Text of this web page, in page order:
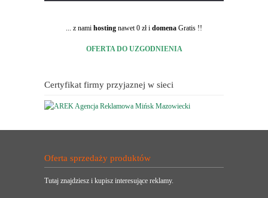
... z nami hosting nawet 0 zł i domena Gratis !!
OFERTA DO UZGODNIENIA
Certyfikat firmy przyjaznej w sieci
Oferta sprzedaży produktów
Tutaj znajdziesz i kupisz interesujące reklamy.